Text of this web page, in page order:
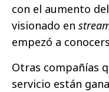
con el aumento
visionado en
empezó a
Otras compañías
servicio están